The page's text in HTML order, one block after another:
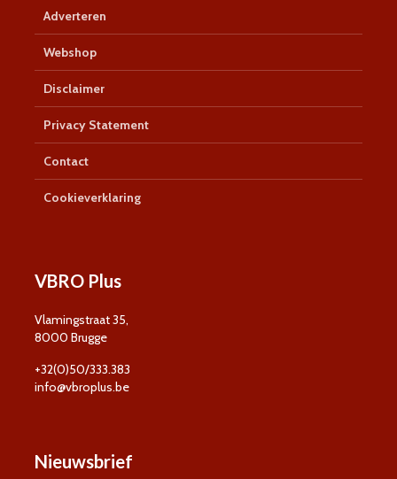
Adverteren
Webshop
Disclaimer
Privacy Statement
Contact
Cookieverklaring
VBRO Plus
Vlamingstraat 35,
8000 Brugge
+32(0)50/333.383
info@vbroplus.be
Nieuwsbrief